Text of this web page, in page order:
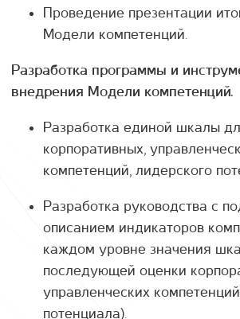
Проведение презентации
Модели компетенций.
Разработка программы и
внедрения Модели компетенций.
Разработка единой шкалы
корпоративных,
компетенций, лидерского
Разработка руководства с
описанием индикаторов
каждом уровне значения
последующей оценки
управленческих
потенциала).